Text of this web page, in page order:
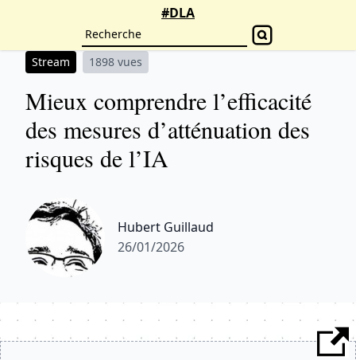
#DLA
Stream 1898 vues
Mieux comprendre l’efficacité
des mesures d’atténuation des
risques de l’IA
Hubert Guillaud
26/01/2026